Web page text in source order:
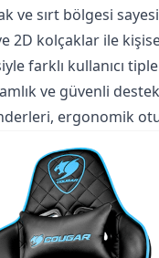
ve sırt bölgesi
2D kolçaklar ile
farklı kullanıcı
ve güvenli
ergonomik